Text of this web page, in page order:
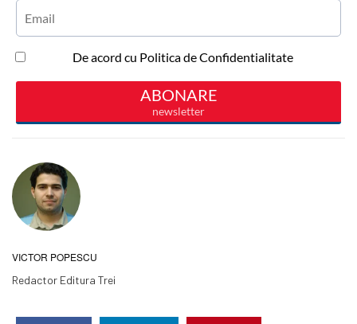
VICTOR POPESCU
Redactor Editura Trei